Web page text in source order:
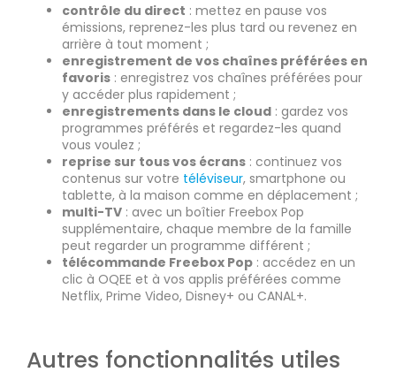
contrôle du direct : mettez en pause vos
émissions, reprenez-les plus tard ou revenez en
arrière à tout moment ;
enregistrement de vos chaînes préférées en
favoris : enregistrez vos chaînes préférées pour
y accéder plus rapidement ;
enregistrements dans le cloud : gardez vos
programmes préférés et regardez-les quand
vous voulez ;
reprise sur tous vos écrans : continuez vos
contenus sur votre téléviseur, smartphone ou
tablette, à la maison comme en déplacement ;
multi-TV : avec un boîtier Freebox Pop
supplémentaire, chaque membre de la famille
peut regarder un programme différent ;
télécommande Freebox Pop : accédez en un
clic à OQEE et à vos applis préférées comme
Netflix, Prime Video, Disney+ ou CANAL+.
Autres fonctionnalités utiles